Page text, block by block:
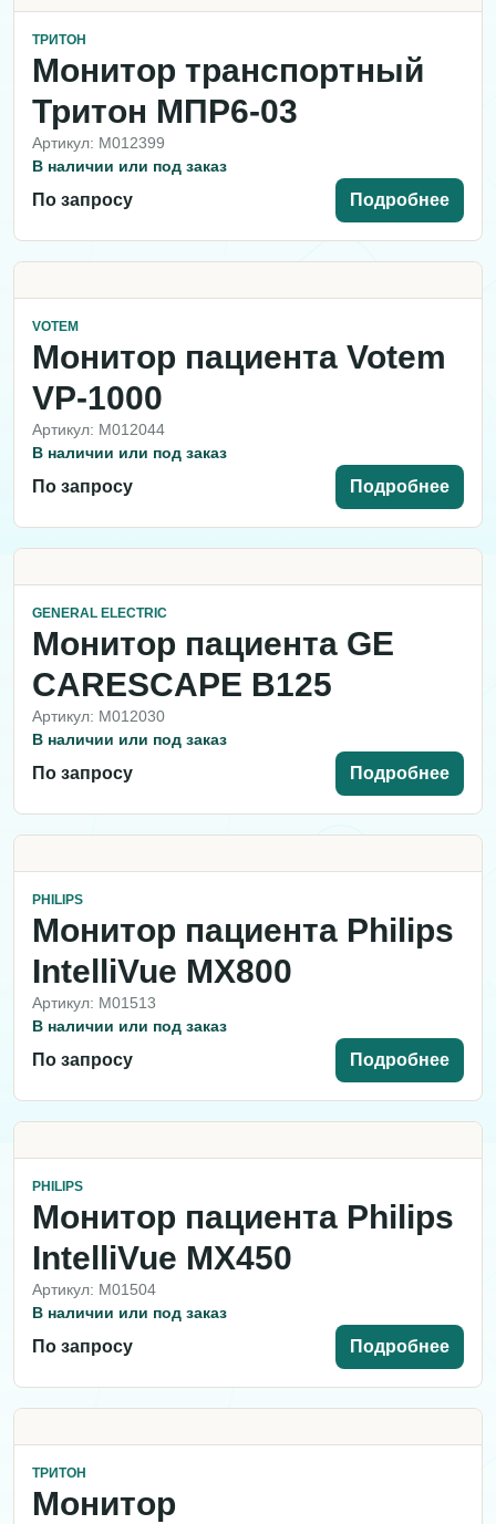
ТРИТОН
Монитор транспортный
Тритон МПР6-03
Артикул: M012399
В наличии или под заказ
По запросу Подробнее
VOTEM
Монитор пациента Votem
VP-1000
Артикул: M012044
В наличии или под заказ
По запросу Подробнее
GENERAL ELECTRIC
Монитор пациента GE
CARESCAPE B125
Артикул: M012030
В наличии или под заказ
По запросу Подробнее
PHILIPS
Монитор пациента Philips
IntelliVue MX800
Артикул: M01513
В наличии или под заказ
По запросу Подробнее
PHILIPS
Монитор пациента Philips
IntelliVue MX450
Артикул: M01504
В наличии или под заказ
По запросу Подробнее
ТРИТОН
Монитор